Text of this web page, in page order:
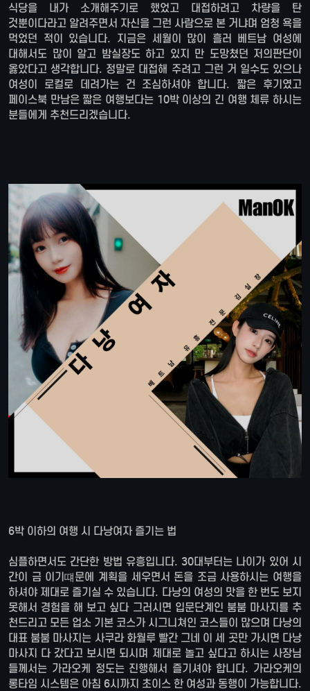
식당을 내가 소개해주기로 했었고 대접하려고 차량을 탄
것뿐이다라고 알려주면서 자신을 그런 사람으로 본 거냐며 엄청 욕을
먹었던 적이 있습니다. 지금은 세월이 많이 흘러 베트남 여성에
대해서도 많이 알고 밤실장도 하고 있지 만 도망쳤던 저의판단이
옳았다고 생각합니다. 정말로 대접해 주려고 그런 거 일수도 있으나
여성이 로컬로 데려가는 건 조심하셔야 합니다. 짧은 후기였고
페이스북 만남은 짧은 여행보다는 10박 이상의 긴 여행 체류 하시는
분들에게 추천드리겠습니다.
6박 이하의 여행 시 다낭여자 즐기는 법
심플하면서도 간단한 방법 유흥입니다. 30대부터는 나이가 있어 시
간이 금 이기떄문에 계획을 세우면서 돈을 조금 사용하시는 여행을
하셔야 제대로 즐기실 수 있습니다. 다낭의 여성의 맛을 한 번도 보지
못해서 경험을 해 보고 싶다 그러시면 입문단계인 붐붐 마사지를 추
천드리고 모든 업소 기본 코스가 시그니쳐인 코스들이 많으며 다낭의
대표 붐붐 마사지는 사쿠라 화월루 빨간 그네 이 세 곳만 가시면 다낭
마사지 다 갔다고 보시면 되시며 제대로 놀고 싶다고 하시는 사장님
들께서는 가라오케 정도는 진행해서 즐기셔야 합니다. 가라오케의
롱타임 시스템은 아침 6시까지 초이스 한 여성과 동행이 가능합니다.